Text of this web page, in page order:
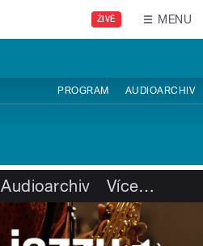
ŽIVĚ MENU
PROGRAM AUDIOARCHIV
Audioarchiv Více…